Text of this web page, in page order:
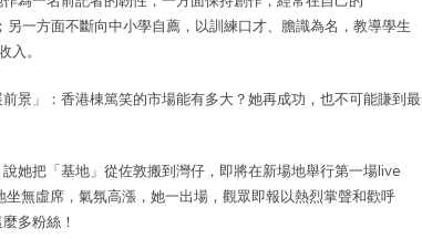
一方面不斷向中小學自薦，以訓練口才、膽識為名，教導學生
入。
景」：香港棟篤笑的市場能有多大？她再成功，也不可能賺到最
她把「基地」從佐敦搬到灣仔，即將在新場地舉行第一場live
無虛席，氣氛高漲，她一出場，觀眾即報以熱烈掌聲和歡呼
多粉絲！